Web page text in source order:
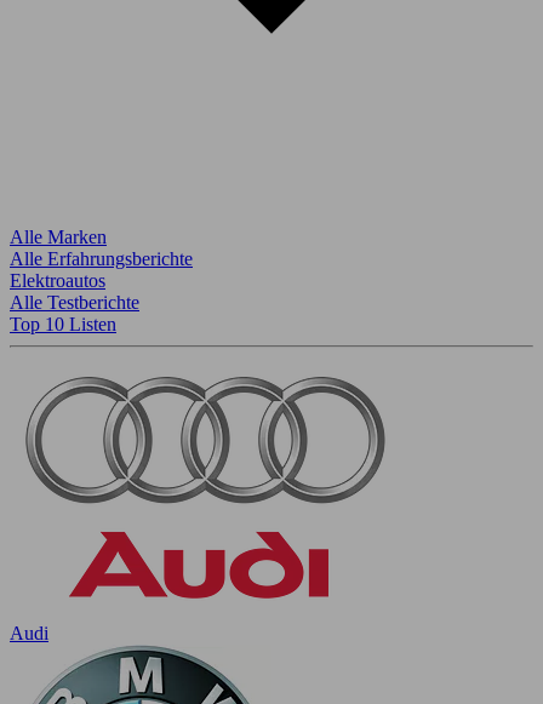
Alle Marken
Alle Erfahrungsberichte
Elektroautos
Alle Testberichte
Top 10 Listen
Audi